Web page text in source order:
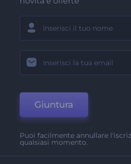
Giuntura
Puoi facilmente annullare
qualsiasi momento.